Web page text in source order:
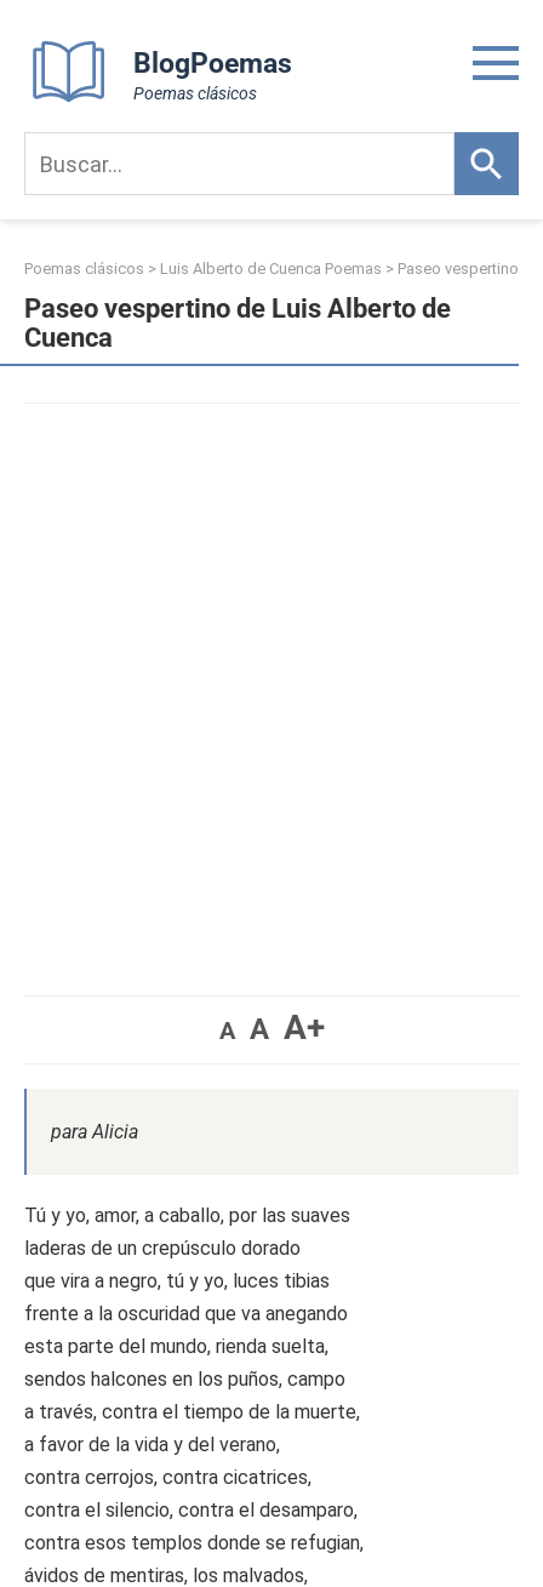
content
BlogPoemas
Poemas clásicos
Poemas clásicos > Luis Alberto de Cuenca Poemas > Paseo vespertino
Paseo vespertino de Luis Alberto de
Cuenca
A A A+
para Alicia
Tú y yo, amor, a caballo, por las suaves
laderas de un crepúsculo dorado
que vira a negro, tú y yo, luces tibias
frente a la oscuridad que va anegando
esta parte del mundo, rienda suelta,
sendos halcones en los puños, campo
a través, contra el tiempo de la muerte,
a favor de la vida y del verano,
contra cerrojos, contra cicatrices,
contra el silencio, contra el desamparo,
contra esos templos donde se refugian,
ávidos de mentiras, los malvados,